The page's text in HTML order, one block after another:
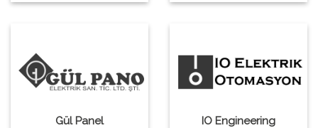
Gül Panel IO Engineering